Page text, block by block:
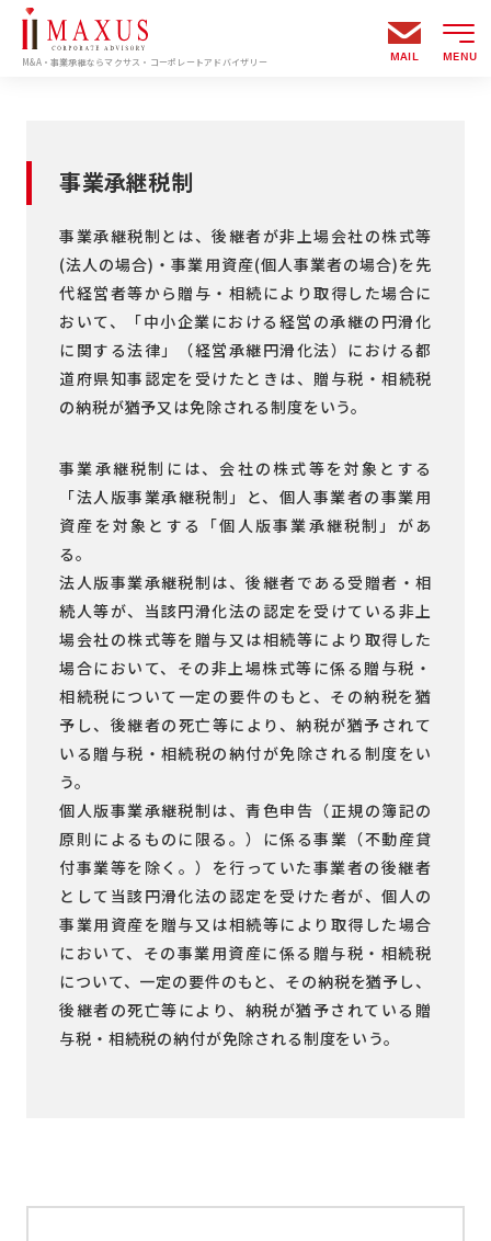
M&A・事業承継ならマクサス・コーポレートアドバイザリー MAIL MENU
事業承継税制
事業承継税制とは、後継者が非上場会社の株式等
(法人の場合)・事業用資産(個人事業者の場合)を先
代経営者等から贈与・相続により取得した場合に
おいて、「中小企業における経営の承継の円滑化
に関する法律」（経営承継円滑化法）における都
道府県知事認定を受けたときは、贈与税・相続税
の納税が猶予又は免除される制度をいう。
事業承継税制には、会社の株式等を対象とする
「法人版事業承継税制」と、個人事業者の事業用
資産を対象とする「個人版事業承継税制」があ
る。
法人版事業承継税制は、後継者である受贈者・相
続人等が、当該円滑化法の認定を受けている非上
場会社の株式等を贈与又は相続等により取得した
場合において、その非上場株式等に係る贈与税・
相続税について一定の要件のもと、その納税を猶
予し、後継者の死亡等により、納税が猶予されて
いる贈与税・相続税の納付が免除される制度をい
う。
個人版事業承継税制は、青色申告（正規の簿記の
原則によるものに限る。）に係る事業（不動産貸
付事業等を除く。）を行っていた事業者の後継者
として当該円滑化法の認定を受けた者が、個人の
事業用資産を贈与又は相続等により取得した場合
において、その事業用資産に係る贈与税・相続税
について、一定の要件のもと、その納税を猶予し、
後継者の死亡等により、納税が猶予されている贈
与税・相続税の納付が免除される制度をいう。